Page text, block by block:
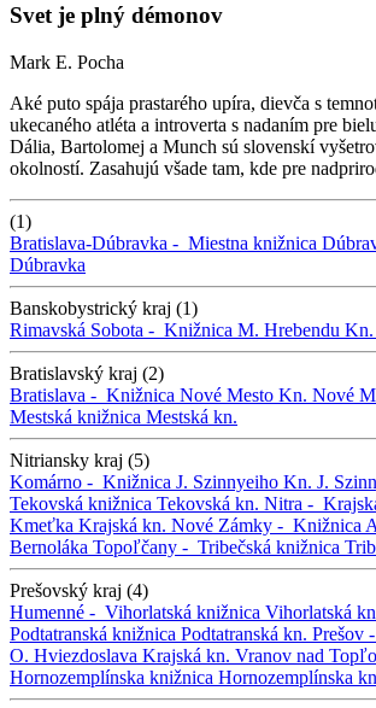
Svet je plný démonov
Mark E. Pocha
Aké puto spája prastarého upíra, dievča s
ukecaného atléta a introverta s nadaním pre
Dália, Bartolomej a Munch sú slovenskí
okolností. Zasahujú všade tam, kde pre
(1)
Bratislava-Dúbravka - Miestna knižnica
Dúbravka
Banskobystrický kraj (1)
Rimavská Sobota - Knižnica M. Hrebendu Kn.
Bratislavský kraj (2)
Bratislava - Knižnica Nové Mesto Kn. Nové
Mestská knižnica Mestská kn.
Nitriansky kraj (5)
Komárno - Knižnica J. Szinnyeiho Kn. J.
Tekovská knižnica Tekovská kn. Nitra -
Kmeťka Krajská kn. Nové Zámky - Knižnica
Bernoláka Topoľčany - Tribečská knižnica
Prešovský kraj (4)
Humenné - Vihorlatská knižnica Vihorlatská
Podtatranská knižnica Podtatranská kn. Prešov -
O. Hviezdoslava Krajská kn. Vranov nad
Hornozemplínska knižnica Hornozemplínska